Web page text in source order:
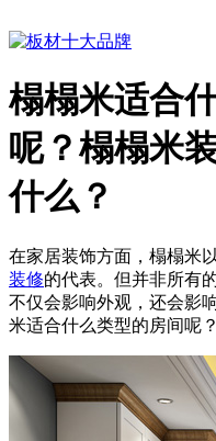
榻榻米适合
呢？榻榻米
什么？
在家居装饰方面，榻榻米
装修的代表。但并非所有
不仅会影响外观，还会影
米适合什么类型的房间呢